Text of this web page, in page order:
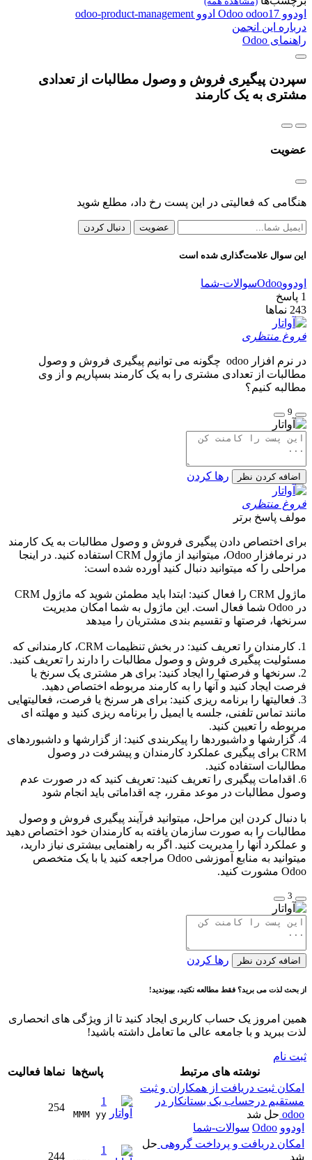
اودوو Odoo odoo17 ادوو odoo-product-management
درباره این انجمن
راهنمای Odoo
سپردن پیگیری فروش و وصول مطالبات از تعدادی
مشتری به یک کارمند
عضویت
هنگامی که فعالیتی در این پست رخ داد، مطلع شوید
عضویت دنبال کردن
این سوال علامت‌گذاری شده است
اودووOdooسوالات-شما
1 پاسخ
243 نماها
فروغ منتظری
در نرم افزار odoo چگونه می توانیم پیگیری فروش و وصول
مطالبات از تعدادی مشتری را به یک کارمند بسپاریم و از وی
مطالبه کنیم؟
9
اضافه کردن نظر رها کردن
فروغ منتظری
مولف پاسخ برتر
برای اختصاص دادن پیگیری فروش و وصول مطالبات به یک کارمند
در نرمافزار Odoo، میتوانید از ماژول CRM استفاده کنید. در اینجا
مراحلی را که میتوانید دنبال کنید آورده شده است:
ماژول CRM را فعال کنید: ابتدا باید مطمئن شوید که ماژول CRM
در Odoo شما فعال است. این ماژول به شما امکان مدیریت
سرنخها، فرصتها و تقسیم بندی مشتریان را میدهد
1. کارمندان را تعریف کنید: در بخش تنظیمات CRM، کارمندانی که
مسئولیت پیگیری فروش و وصول مطالبات را دارند را تعریف کنید.
2. سرنخها و فرصتها را ایجاد کنید: برای هر مشتری یک سرنخ یا
فرصت ایجاد کنید و آنها را به کارمند مربوطه اختصاص دهید.
3. فعالیتها را برنامه ریزی کنید: برای هر سرنخ یا فرصت، فعالیتهایی
مانند تماس تلفنی، جلسه یا ایمیل را برنامه ریزی کنید و مهلته ای
مربوطه را تعیین کنید.
4. گزارشها و داشبوردها را پیکربندی کنید: از گزارشها و داشبوردهای
CRM برای پیگیری عملکرد کارمندان و پیشرفت در وصول
مطالبات استفاده کنید.
6. اقدامات پیگیری را تعریف کنید: تعریف کنید که در صورت عدم
وصول مطالبات در موعد مقرر، چه اقداماتی باید انجام شود
با دنبال کردن این مراحل، میتوانید فرآیند پیگیری فروش و وصول
مطالبات را به صورت سازمان یافته به کارمندان خود اختصاص دهید
و عملکرد آنها را مدیریت کنید. اگر به راهنمایی بیشتری نیاز دارید،
میتوانید به منابع آموزشی Odoo مراجعه کنید یا با یک متخصص
Odoo مشورت کنید.
3
اضافه کردن نظر رها کردن
از بحث لذت می برید؟ فقط مطالعه نکنید، بپیوندید!
همین امروز یک حساب کاربری ایجاد کنید تا از ویژگی های انحصاری
لذت ببرید و با جامعه عالی ما تعامل داشته باشید!
ثبت نام
نوشته های مرتبط
پاسخ‌ها نماها فعالیت
امکان ثبت دریافت از همکاران و ثبت
مستقیم درحساب یک بستانکار در
odoo حل شد
اودوو Odoo سوالات-شما
1
MMM yy
254
امکان دریافت و پرداخت گروهی حل
شد
1
244